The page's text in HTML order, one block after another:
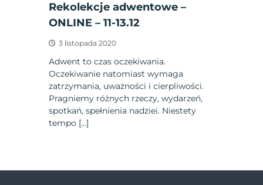
Rekolekcje adwentowe –
ONLINE – 11-13.12
3 listopada 2020
Adwent to czas oczekiwania.
Oczekiwanie natomiast wymaga
zatrzymania, uważności i cierpliwości.
Pragniemy różnych rzeczy, wydarzeń,
spotkań, spełnienia nadziei. Niestety
tempo […]